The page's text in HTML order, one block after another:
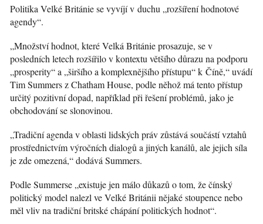
Politika Velké Británie se vyvíjí v duchu „rozšíření hodnotové
agendy“.
„Množství hodnot, které Velká Británie prosazuje, se v
posledních letech rozšířilo v kontextu většího důrazu na podporu
„prosperity“ a „širšího a komplexnějšího přístupu“ k Číně,“ uvádí
Tim Summers z Chatham House, podle něhož má tento přístup
určitý pozitivní dopad, například při řešení problémů, jako je
obchodování se slonovinou.
„Tradiční agenda v oblasti lidských práv zůstává součástí vztahů
prostřednictvím výročních dialogů a jiných kanálů, ale jejich síla
je zde omezená,“ dodává Summers.
Podle Summerse „existuje jen málo důkazů o tom, že čínský
politický model nalezl ve Velké Británii nějaké stoupence nebo
měl vliv na tradiční britské chápání politických hodnot“.